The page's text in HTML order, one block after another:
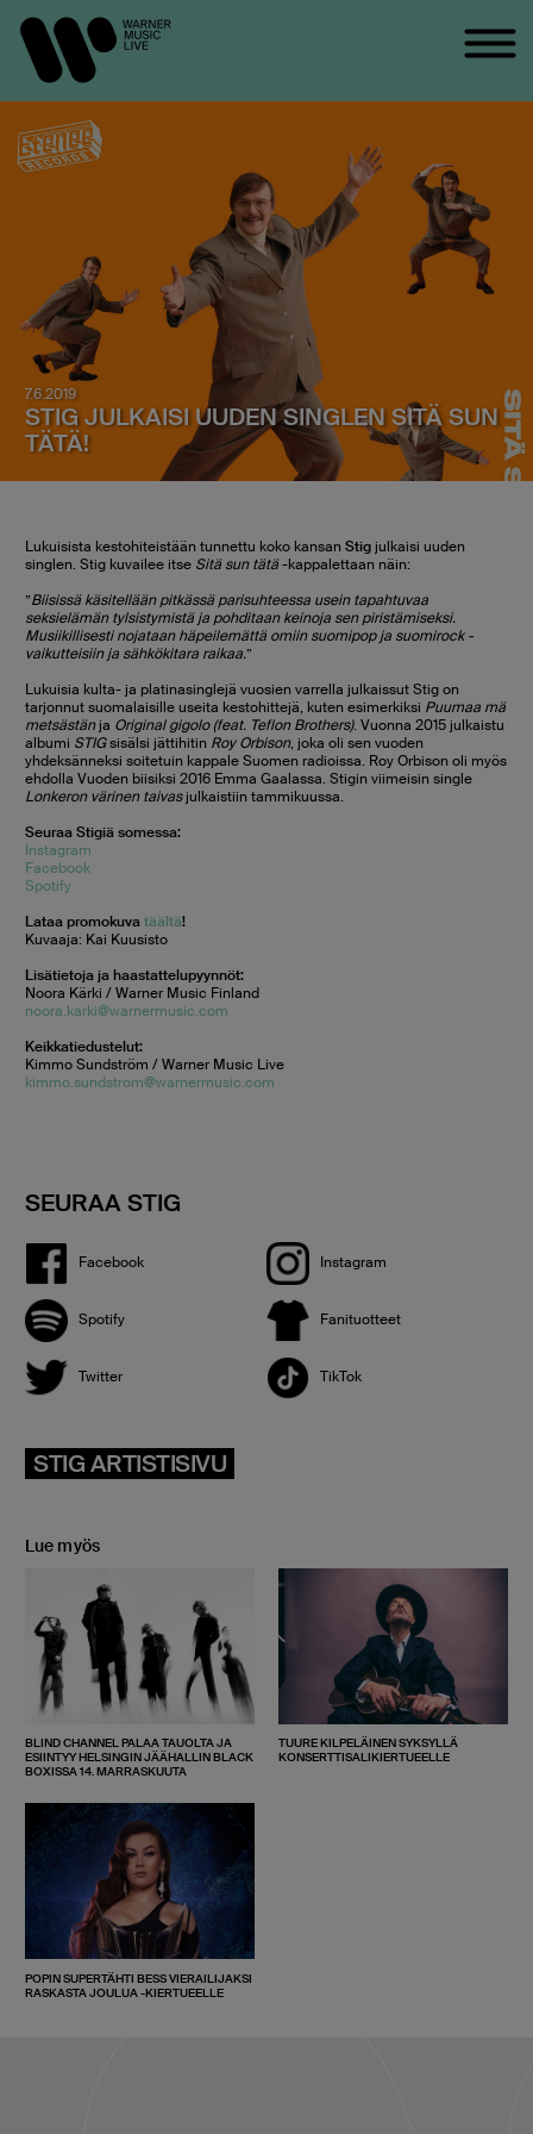
7.6.2019
STIG JULKAISI UUDEN SINGLEN SITÄ SUN
TÄTÄ!
Lukuisista kestohiteistään tunnettu koko kansan Stig julkaisi uuden
singlen. Stig kuvailee itse Sitä sun tätä-kappalettaan näin:
”Biisissä käsitellään pitkässä parisuhteessa usein tapahtuvaa
seksielämän tylsistymistä ja pohditaan keinoja sen piristämiseksi.
Musiikillisesti nojataan häpeilemättä omiin suomipop ja suomirock -
vaikutteisiin ja sähkökitara raikaa.”
Lukuisia kulta- ja platinasinglejä vuosien varrella julkaissut Stig on
tarjonnut suomalaisille useita kestohittejä, kuten esimerkiksi Puumaa mä
metsästänja Original gigolo (feat. Teflon Brothers). Vuonna 2015 julkaistu
albumi STIGsisälsi jättihitin Roy Orbison, joka oli sen vuoden
yhdeksänneksi soitetuin kappale Suomen radioissa. Roy Orbison oli myös
ehdolla Vuoden biisiksi 2016 Emma Gaalassa. Stigin viimeisin single
Lonkeron värinen taivasjulkaistiin tammikuussa.
Seuraa Stigiä somessa:
Instagram
Facebook
Spotify
Lataa promokuvatäältä!
Kuvaaja: Kai Kuusisto
Lisätietoja ja haastattelupyynnöt:
Noora Kärki / Warner Music Finland
noora.karki@warnermusic.com
Keikkatiedustelut:
Kimmo Sundström / Warner Music Live
kimmo.sundstrom@warnermusic.com
SEURAA STIG
Facebook Instagram
Spotify Fanituotteet
Twitter TikTok
STIG ARTISTISIVU
Lue myös
BLIND CHANNEL PALAA TAUOLTA JA
ESIINTYY HELSINGIN JÄÄHALLIN BLACK
BOXISSA 14. MARRASKUUTA
TUURE KILPELÄINEN SYKSYLLÄ
KONSERTTISALIKIERTUEELLE
POPIN SUPERTÄHTI BESS VIERAILIJAKSI
RASKASTA JOULUA -KIERTUEELLE